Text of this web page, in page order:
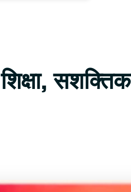
शिक्षा,